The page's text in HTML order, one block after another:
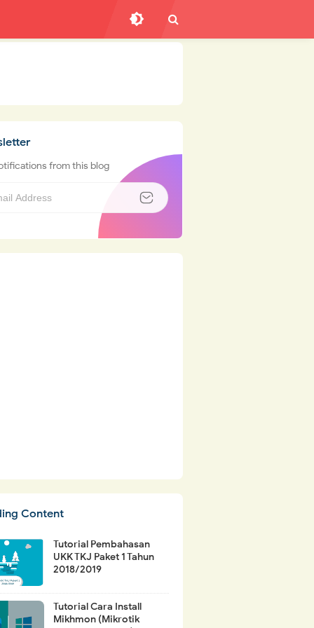
from this blog
Content
Tutorial Pembahasan
UKK TKJ Paket 1 Tahun
2018/2019
Tutorial Cara Install
Mikhmon (Mikrotik